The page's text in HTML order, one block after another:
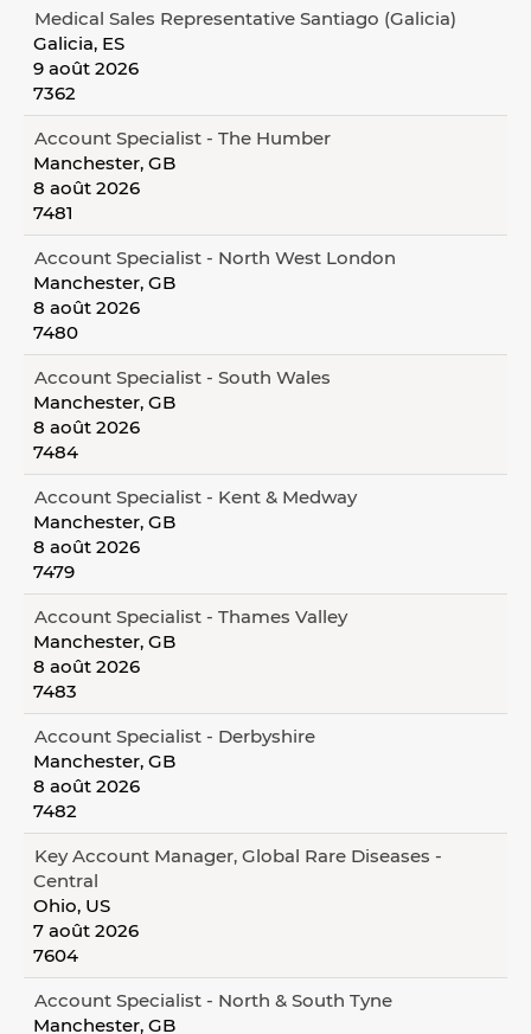
Medical Sales Representative Santiago (Galicia)
Galicia, ES
9 août 2026
7362
Account Specialist - The Humber
Manchester, GB
8 août 2026
7481
Account Specialist - North West London
Manchester, GB
8 août 2026
7480
Account Specialist - South Wales
Manchester, GB
8 août 2026
7484
Account Specialist - Kent & Medway
Manchester, GB
8 août 2026
7479
Account Specialist - Thames Valley
Manchester, GB
8 août 2026
7483
Account Specialist - Derbyshire
Manchester, GB
8 août 2026
7482
Key Account Manager, Global Rare Diseases -
Central
Ohio, US
7 août 2026
7604
Account Specialist - North & South Tyne
Manchester, GB